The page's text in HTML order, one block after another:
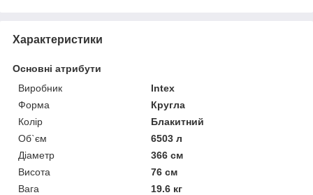
Характеристики
Основні атрибути
Виробник
Intex
Форма
Кругла
Колір
Блакитний
Об`єм
6503 л
Діаметр
366 см
Висота
76 см
Вага
19.6 кг